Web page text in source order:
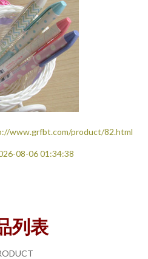
www.grfbt.com/product/82.html
08-06 01:34:38
列表